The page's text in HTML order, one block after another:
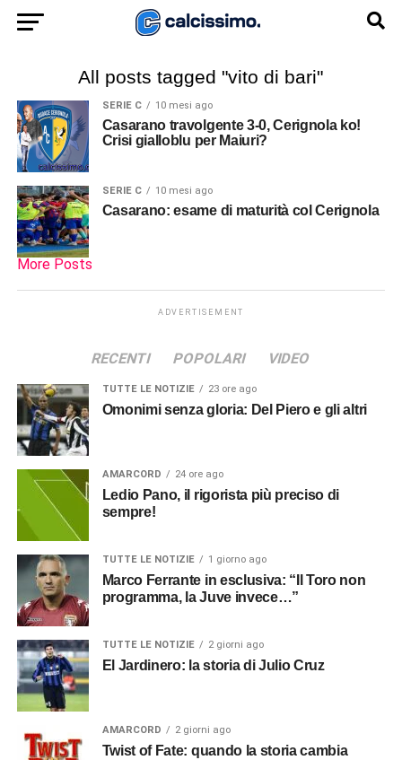
All posts tagged "vito di bari"
SERIE C 10 mesi ago
Casarano travolgente 3-0, Cerignola ko!
Crisi gialloblu per Maiuri?
SERIE C 10 mesi ago
Casarano: esame di maturità col Cerignola
More Posts
ADVERTISEMENT
RECENTI POPOLARI VIDEO
TUTTE LE NOTIZIE 23 ore ago
Omonimi senza gloria: Del Piero e gli altri
AMARCORD 24 ore ago
Ledio Pano, il rigorista più preciso di
sempre!
TUTTE LE NOTIZIE 1 giorno ago
Marco Ferrante in esclusiva: “Il Toro non
programma, la Juve invece…”
TUTTE LE NOTIZIE 2 giorni ago
El Jardinero: la storia di Julio Cruz
AMARCORD 2 giorni ago
Twist of Fate: quando la storia cambia